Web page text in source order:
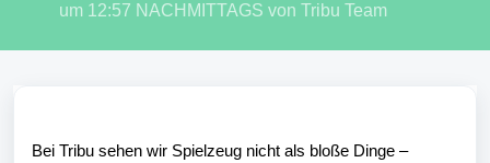
um 12:57 NACHMITTAGS von Tribu Team
Bei Tribu sehen wir Spielzeug nicht als bloße Dinge –